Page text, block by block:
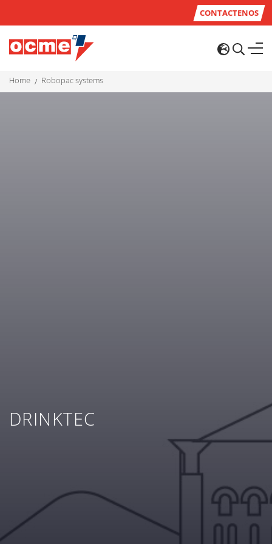
CONTACTENOS
home robopac systems
DRINKTEC